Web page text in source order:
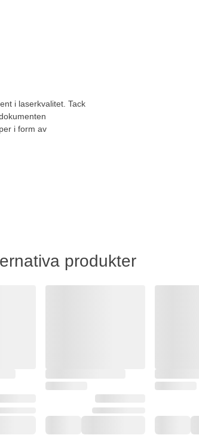
i laserkvalitet. Tack
i form av
produkter